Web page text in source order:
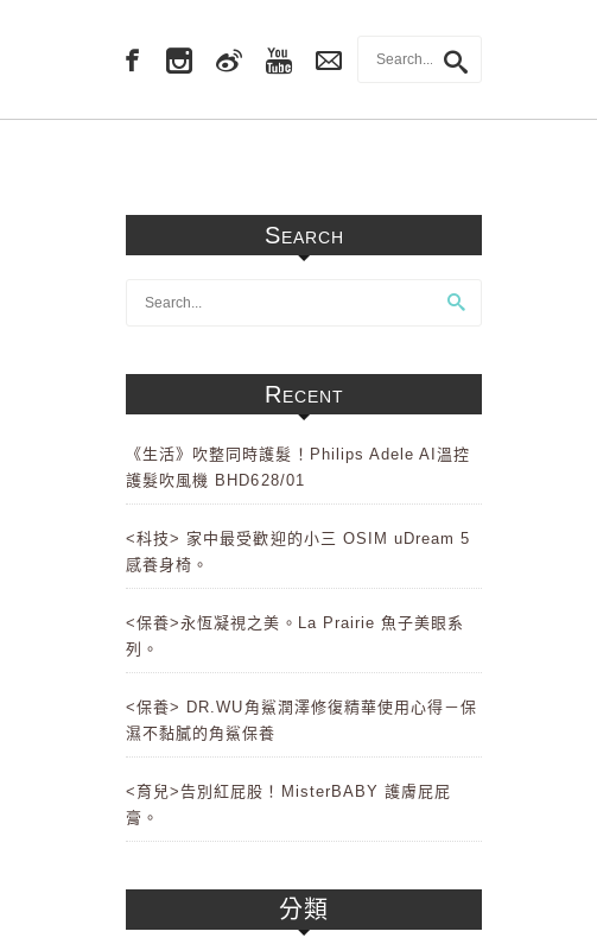
Search
Recent
《生活》吹整同時護髮！Philips Adele AI溫控
護髮吹風機 BHD628/01
<科技> 家中最受歡迎的小三 OSIM uDream 5
感養身椅。
<保養>永恆凝視之美。La Prairie 魚子美眼系
列。
<保養> DR.WU角鯊潤澤修復精華使用心得－保
濕不黏膩的角鯊保養
<育兒>告別紅屁股！MisterBABY 護膚屁屁
膏。
分類